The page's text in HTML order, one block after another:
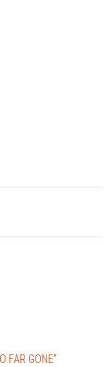
FAR GONE”